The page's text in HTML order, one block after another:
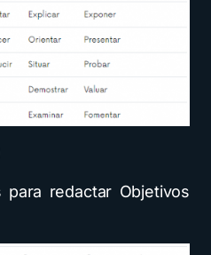
para redactar Objetivos